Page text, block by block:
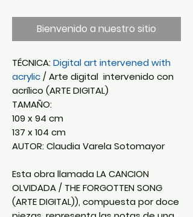
Bienvenido a nuestro sitio
TÉCNICA:Digital art intervened with
acrylic/ Arte digital intervenido con
acrílico (ARTE DIGITAL)
TAMAÑO:
109 x 94 cm
137 x 104 cm
AUTOR: Claudia Varela Sotomayor
Esta obra llamada LA CANCION
OLVIDADA / THE FORGOTTEN SONG
(ARTE DIGITAL)), compuesta por doce